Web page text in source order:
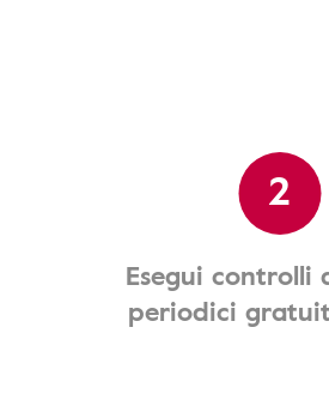
2
Esegui controlli
periodici